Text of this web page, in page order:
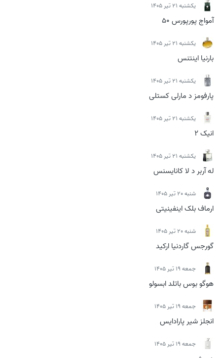
يكشنبه 21 تیر 1405
آمواج پورپورس 50
يكشنبه 21 تیر 1405
بارنیا اینتنس
يكشنبه 21 تیر 1405
پارفومز د مارلی کستلی
يكشنبه 21 تیر 1405
انیک 2
يكشنبه 21 تیر 1405
له آربر د لا کانایسنس
شنبه 20 تیر 1405
ارماف بلک اینفینیتی
شنبه 20 تیر 1405
گورجس گاردنیا ارکید
جمعه 19 تیر 1405
هوگو بوس باتلد ابسولو
جمعه 19 تیر 1405
انجلز شیر پارادایس
جمعه 19 تیر 1405